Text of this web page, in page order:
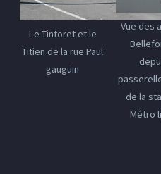
Le Tintoret et le
Titien de la rue Paul
gauguin
Vue des
de la
Métro